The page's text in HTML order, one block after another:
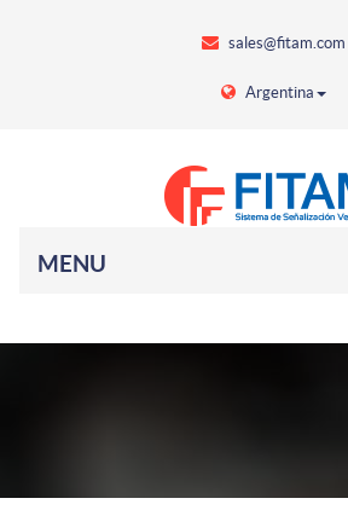
sales@fitam.com
Argentina
MENU